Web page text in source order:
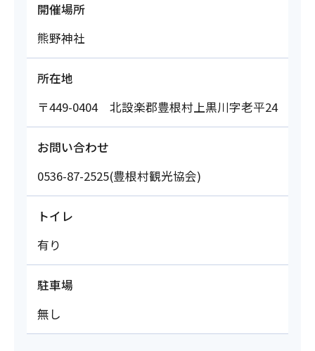
開催場所
熊野神社
所在地
〒449-0404 北設楽郡豊根村上黒川字老平24
お問い合わせ
0536-87-2525(豊根村観光協会)
トイレ
有り
駐車場
無し